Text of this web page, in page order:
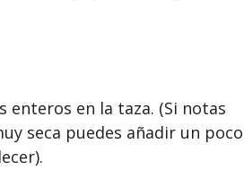
enteros en la taza. (Si notas
seca puedes añadir un poco